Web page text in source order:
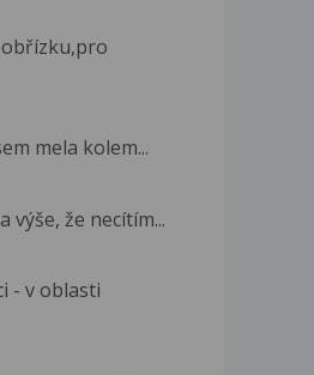
obřízku,pro
mela kolem...
že necítím...
- v oblasti